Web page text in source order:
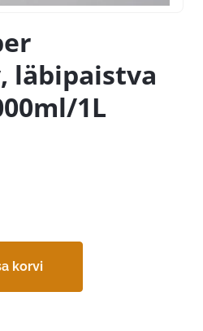
läbipaistva
1L
korvi